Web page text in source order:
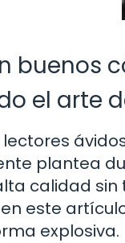
buenos
el arte
lectores
plantea
calidad
este
explosiva.